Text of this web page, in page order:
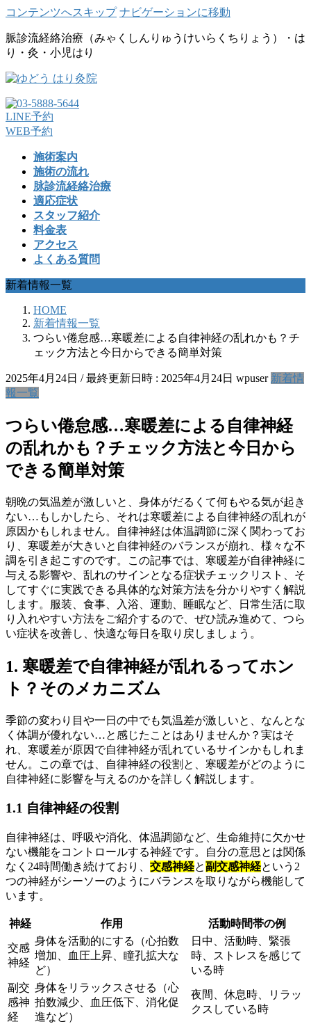
コンテンツへスキップ ナビゲーションに移動
脈診流経絡治療（みゃくしんりゅうけいらくちりょう）・は
り・灸・小児はり
LINE予約
WEB予約
施術案内
施術の流れ
脉診流経絡治療
適応症状
スタッフ紹介
料金表
アクセス
よくある質問
新着情報一覧
HOME
新着情報一覧
つらい倦怠感…寒暖差による自律神経の乱れかも？チ
ェック方法と今日からできる簡単対策
2025年4月24日 / 最終更新日時 : 2025年4月24日 wpuser 新着情
報一覧
つらい倦怠感…寒暖差による自律神経
の乱れかも？チェック方法と今日から
できる簡単対策
朝晩の気温差が激しいと、身体がだるくて何もやる気が起き
ない…もしかしたら、それは寒暖差による自律神経の乱れが
原因かもしれません。自律神経は体温調節に深く関わってお
り、寒暖差が大きいと自律神経のバランスが崩れ、様々な不
調を引き起こすのです。この記事では、寒暖差が自律神経に
与える影響や、乱れのサインとなる症状チェックリスト、そ
してすぐに実践できる具体的な対策方法を分かりやすく解説
します。服装、食事、入浴、運動、睡眠など、日常生活に取
り入れやすい方法をご紹介するので、ぜひ読み進めて、つら
い症状を改善し、快適な毎日を取り戻しましょう。
1. 寒暖差で自律神経が乱れるってホン
ト？そのメカニズム
季節の変わり目や一日の中でも気温差が激しいと、なんとな
く体調が優れない…と感じたことはありませんか？実はそ
れ、寒暖差が原因で自律神経が乱れているサインかもしれま
せん。この章では、自律神経の役割と、寒暖差がどのように
自律神経に影響を与えるのかを詳しく解説します。
1.1 自律神経の役割
自律神経は、呼吸や消化、体温調節など、生命維持に欠かせ
ない機能をコントロールする神経です。自分の意思とは関係
なく24時間働き続けており、 交感神経と副交感神経という2
つの神経がシーソーのようにバランスを取りながら機能して
います。
神経 作用 活動時間帯の例
交感
神経
身体を活動的にする（心拍数
増加、血圧上昇、瞳孔拡大な
ど）
日中、活動時、緊張
時、ストレスを感じて
いる時
副交
感神
経
身体をリラックスさせる（心
拍数減少、血圧低下、消化促
進など）
夜間、休息時、リラッ
クスしている時